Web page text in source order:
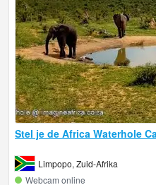
Stel je de Africa Waterhole
Limpopo, Zuid-Afrika
Webcam online